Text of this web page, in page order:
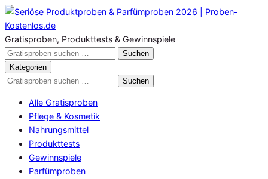
Zum
Inhalt
springen
Gratisproben, Produkttests & Gewinnspiele
Gratisproben
durchsuchen
Suchen
Kategorien
Gratisproben
Suchen
Alle Gratisproben
Pflege & Kosmetik
Nahrungsmittel
Produkttests
Gewinnspiele
Parfümproben